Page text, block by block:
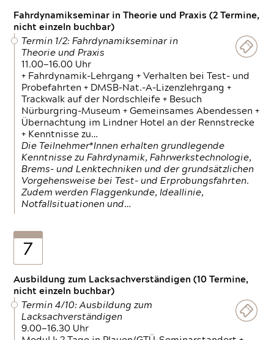
Fahrdynamikseminar in Theorie und Praxis (2 Termine,
nicht einzeln buchbar)
Termin 1/2: Fahrdynamikseminar in
Theorie und Praxis
11.00—16.00 Uhr
+ Fahrdynamik-Lehrgang + Verhalten bei Test- und
Probefahrten + DMSB-Nat.-A-Lizenzlehrgang +
Trackwalk auf der Nordschleife + Besuch
Nürburgring-Museum + Gemeinsames Abendessen +
Übernachtung im Lindner Hotel an der Rennstrecke
+ Kenntnisse zu…
Die Teilnehmer*Innen erhalten grundlegende
Kenntnisse zu Fahrdynamik, Fahrwerkstechnologie,
Brems- und Lenktechniken und der grundsätzlichen
Vorgehensweise bei Test- und Erprobungsfahrten.
Zudem werden Flaggenkunde, Ideallinie,
Notfallsituationen und…
7
Ausbildung zum Lacksachverständigen (10 Termine,
nicht einzeln buchbar)
Termin 4/10: Ausbildung zum
Lacksachverständigen
9.00—16.30 Uhr